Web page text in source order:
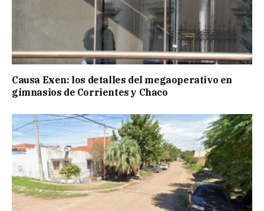
Causa Exen: los detalles del megaoperativo en
gimnasios de Corrientes y Chaco